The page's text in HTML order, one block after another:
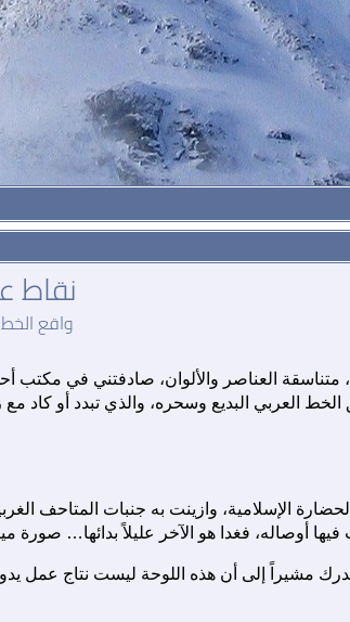
نقاط
واقع
متناسقة العناصر والألوان، صادفتني في
الخط العربي البديع وسحره، والذي تبدد أو
الإسلامية، وازينت به جنبات المتاحف
أوصاله، فغدا هو الآخر عليلاً بدائها… صورة
مشيراً إلى أن هذه اللوحة ليست نتاج عمل